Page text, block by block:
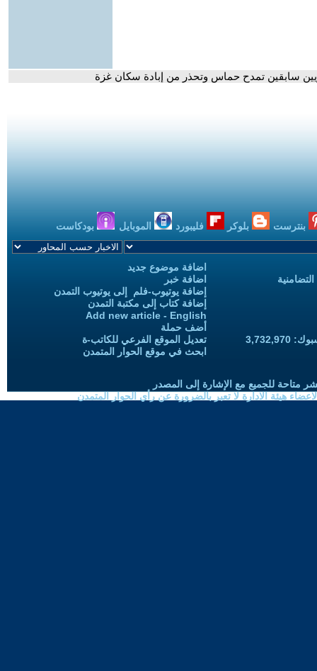
سابقين تمدح حماس وتحذر من إبادة سكان غزة
بنترست بلوكر فليبورد الموبايل بودكاست
اضافة موضوع جديد
اضافة خبر
إضافة يوتيوب-فلم إلى يوتيوب التمدن
إضافة كتاب إلى مكتبة التمدن
Add new article - English
أضف حملة
تعديل الموقع الفرعي للكاتب-ة
ابحث في موقع الحوار المتمدن
متاحة للجميع مع الإشارة إلى المصدر
هيئة الادارة لا تعبر بالضرورة عن رأي الحوار المتمدن